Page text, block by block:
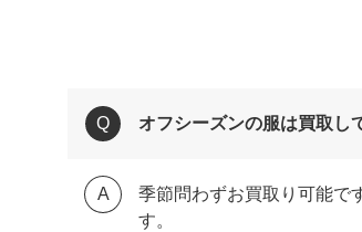
オフシーズンの服は買取し
季節問わずお買取り可能で
す。